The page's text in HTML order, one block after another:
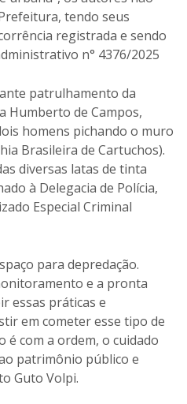
tendo seus
registrada e sendo
n° 4376/2025
patrulhamento da
Humberto de Campos,
homens pichando o muro
Brasileira de Cartuchos).
diversas latas de tinta
à Delegacia de Polícia,
Especial Criminal
para depredação.
e a pronta
essas práticas e
em cometer esse tipo de
é com a ordem, o cuidado
patrimônio público e
Guto Volpi.